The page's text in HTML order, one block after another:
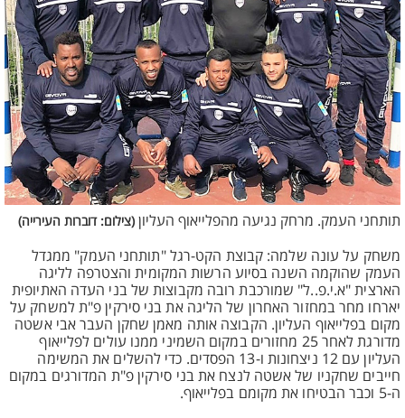
תותחני העמק. מרחק נגיעה מהפלייאוף העליון (צילום: דוברות העירייה)
משחק על עונה שלמה: קבוצת הקט-רגל "תותחני העמק" ממגדל
העמק שהוקמה השנה בסיוע הרשות המקומית והצטרפה לליגה
הארצית "א.י.פ..ל" שמורכבת רובה מקבוצות של בני העדה האתיופית
יארחו מחר במחזור האחרון של הליגה את בני סירקין פ"ת למשחק על
מקום בפלייאוף העליון. הקבוצה אותה מאמן שחקן העבר אבי אשטה
מדורגת לאחר 25 מחזורים במקום השמיני ממנו עולים לפלייאוף
העליון עם 12 ניצחונות ו-13 הפסדים. כדי להשלים את המשימה
חייבים שחקניו של אשטה לנצח את בני סירקין פ"ת המדורגים במקום
ה-5 וכבר הבטיחו את מקומם בפלייאוף.